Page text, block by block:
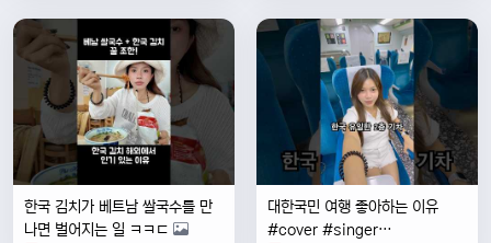
한국 김치가 베트남 쌀국수를 만
나면 벌어지는 일 ㅋㅋㄷ
대한국민 여행 좋아하는 이유
#cover #singer